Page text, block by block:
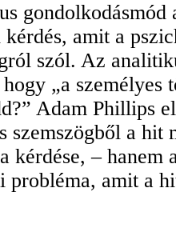
amit a
szól. Az
„a személyes
Adam Phil­lips
szemszög­ből a hit
kérdése, – hanem
probléma, amit a